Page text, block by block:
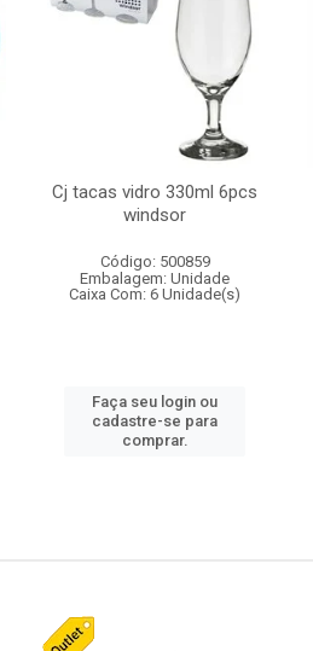
Cj tacas vidro 330ml 6pcs
windsor
Código: 500859
Embalagem: Unidade
Caixa Com: 6 Unidade(s)
Faça seu login ou
cadastre-se para
comprar.